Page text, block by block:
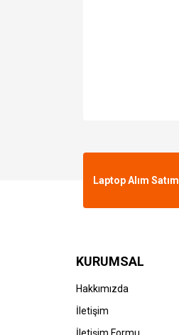
Laptop Alım Satım
KURUMSAL
Hakkımızda
İletişim